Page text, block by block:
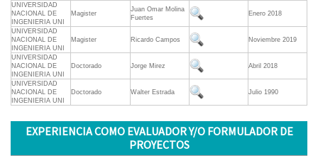
UNIVERSIDAD
NACIONAL DE
INGENIERIA UNI
Magister
Juan Omar Molina
Fuertes
Enero 2018
UNIVERSIDAD
NACIONAL DE
INGENIERIA UNI
Magister Ricardo Campos Noviembre 2019
UNIVERSIDAD
NACIONAL DE
INGENIERIA UNI
Doctorado Jorge Mirez Abril 2018
UNIVERSIDAD
NACIONAL DE
INGENIERIA UNI
Doctorado Walter Estrada Julio 1990
EXPERIENCIA COMO EVALUADOR Y/O FORMULADOR DE
PROYECTOS